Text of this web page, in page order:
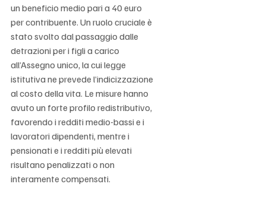
un beneficio medio pari a 40 euro
per contribuente. Un ruolo cruciale è
stato svolto dal passaggio dalle
detrazioni per i figli a carico
all’Assegno unico, la cui legge
istitutiva ne prevede l’indicizzazione
al costo della vita. Le misure hanno
avuto un forte profilo redistributivo,
favorendo i redditi medio-bassi e i
lavoratori dipendenti, mentre i
pensionati e i redditi più elevati
risultano penalizzati o non
interamente compensati.